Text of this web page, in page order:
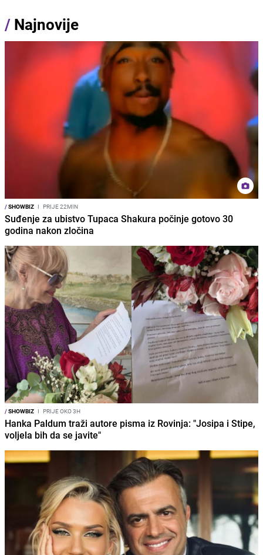
/ Najnovije
/SHOWBIZ I PRIJE 22MIN
Suđenje za ubistvo Tupaca Shakura počinje gotovo 30
godina nakon zločina
/SHOWBIZ I PRIJE OKO 3H
Hanka Paldum traži autore pisma iz Rovinja: "Josipa i Stipe,
voljela bih da se javite"